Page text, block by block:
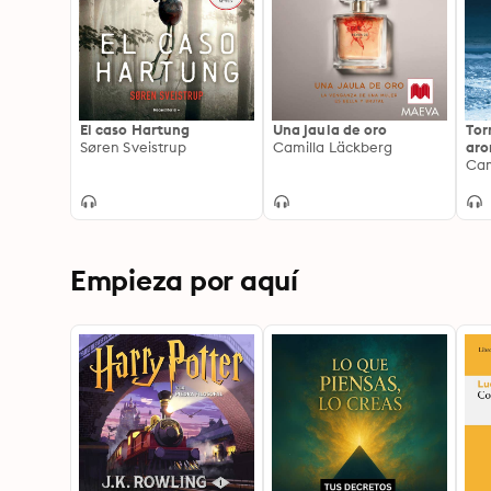
El caso Hartung
Søren Sveistrup
Una jaula de oro
Camilla Läckberg
Empieza por aquí